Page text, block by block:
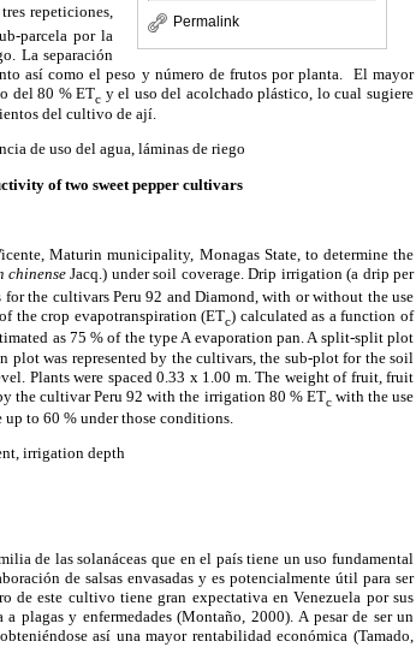
Permalink
repeticiones,
parcela por la
La separación
así como el peso y número de frutos por planta. El mayor
del 80 % ETc y el uso del acolchado plástico, lo cual sugiere
del cultivo de ají.
de uso del agua, láminas de riego
of two sweet pepper cultivars
Maturin municipality, Monagas State, to determine the
chinenseJacq.) under soil coverage. Drip irrigation (a drip per
the cultivars Peru 92 and Diamond, with or without the use
the crop evapotranspiration (ETc) calculated as a function of
as 75 % of the type A evaporation pan. A split-split plot
plot was represented by the cultivars, the sub-plot for the soil
Plants were spaced 0.33 x 1.00 m. The weight of fruit, fruit
the cultivar Peru 92 with the irrigation 80 % ETcwith the use
up to 60 % under those conditions
irrigation depth
de las solanáceas que en el país tiene un uso fundamental
de salsas envasadas y es potencialmente útil para ser
de este cultivo tiene gran expectativa en Venezuela por sus
plagas y enfermedades (Montaño , 2000). A pesar de ser un
así una mayor rentabilidad económica (Tamado,